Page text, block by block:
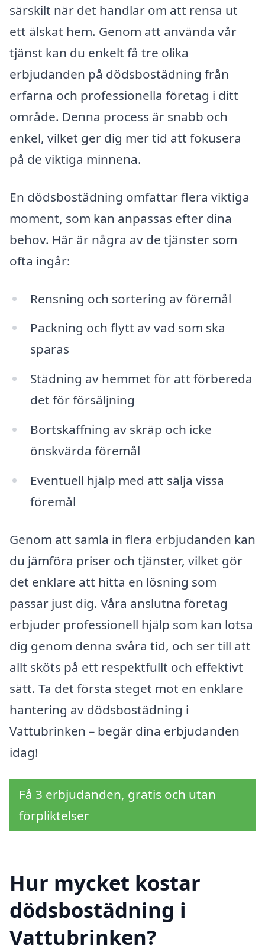
särskilt när det handlar om att rensa ut
ett älskat hem. Genom att använda vår
tjänst kan du enkelt få tre olika
erbjudanden på dödsbostädning från
erfarna och professionella företag i ditt
område. Denna process är snabb och
enkel, vilket ger dig mer tid att fokusera
på de viktiga minnena.
En dödsbostädning omfattar flera viktiga
moment, som kan anpassas efter dina
behov. Här är några av de tjänster som
ofta ingår:
Rensning och sortering av föremål
Packning och flytt av vad som ska
sparas
Städning av hemmet för att förbereda
det för försäljning
Bortskaffning av skräp och icke
önskvärda föremål
Eventuell hjälp med att sälja vissa
föremål
Genom att samla in flera erbjudanden kan
du jämföra priser och tjänster, vilket gör
det enklare att hitta en lösning som
passar just dig. Våra anslutna företag
erbjuder professionell hjälp som kan lotsa
dig genom denna svåra tid, och ser till att
allt sköts på ett respektfullt och effektivt
sätt. Ta det första steget mot en enklare
hantering av dödsbostädning i
Vattubrinken – begär dina erbjudanden
idag!
Få 3 erbjudanden, gratis och utan
förpliktelser
Hur mycket kostar
dödsbostädning i
Vattubrinken?